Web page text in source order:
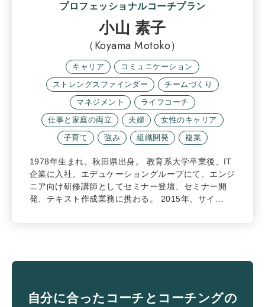
プロフェッショナルコーチプラン
小山 素子
（Koyama Motoko）
キャリア
コミュニケーション
ストレングスファインダー
チームづくり
マネジメント
ライフコーチ
仕事と家庭の両立
夫婦
女性のキャリア
子育て
強み 組織開発 複業
1978年生まれ。秋田県出身。 教育系大学卒業後、IT
企業に入社。エデュケーショングループにて、エンジ
ニア向け研修講師としてセミナー登壇、セミナー開
発、テキスト作成業務に携わる。 2015年、サイ…
自分に合ったコーチとコーチングの